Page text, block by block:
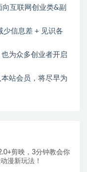
互联网创业类&副
信息差 + 见识各
为众多创业者开启
站会员，将尽早为
剪映，3分钟教会你
漫新玩法！